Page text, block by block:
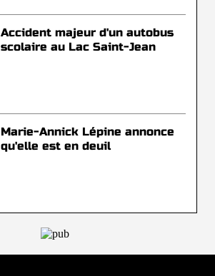
Accident majeur d'un autobus
scolaire au Lac Saint-Jean
Marie-Annick Lépine annonce
qu'elle est en deuil